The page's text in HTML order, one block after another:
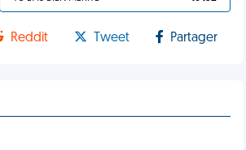
Reddit Tweet Partager